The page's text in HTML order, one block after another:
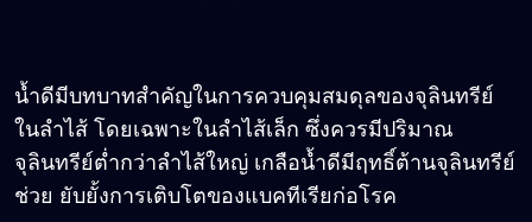
น้ำดีมีบทบาทสำคัญในการควบคุมสมดุลของจุลินทรีย์
ในลำไส้ โดยเฉพาะในลำไส้เล็ก ซึ่งควรมีปริมาณ
จุลินทรีย์ต่ำกว่าลำไส้ใหญ่ เกลือน้ำดีมีฤทธิ์ต้านจุลินทรีย์
ช่วย ยับยั้งการเติบโตของแบคทีเรียก่อโรค